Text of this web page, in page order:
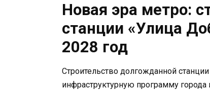
Новая эра метро:
станции «Улица
2028 год
Строительство долгожданной
инфраструктурную программу города